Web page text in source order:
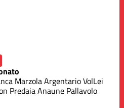
MarzolaArgentario VolLei
PredaiaAnaune Pallavolo